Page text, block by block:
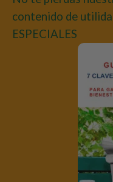
contenido de
ESPECIALES